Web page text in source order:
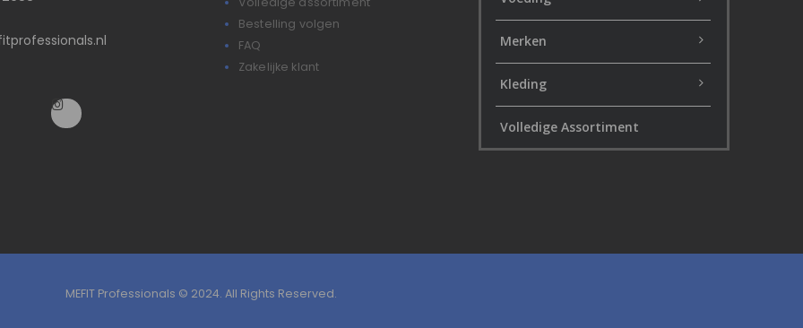
Bestelling volgen
FAQ
Zakelijke klant
Merken
Kleding
Volledige Assortiment
MEFIT Professionals © 2024. All Rights Reserved.